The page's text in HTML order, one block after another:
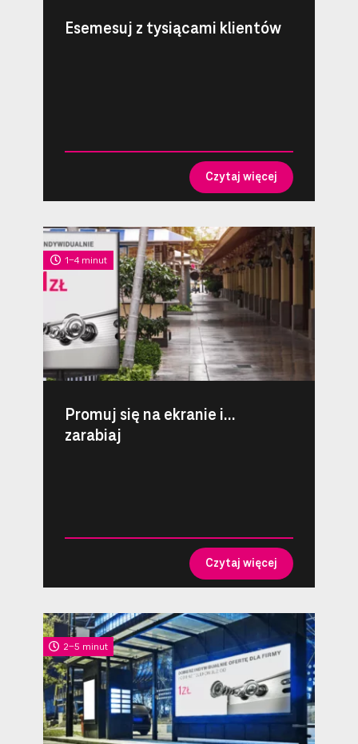
Esemesuj z tysiącami klientów
Czytaj więcej
1-4 minut
Promuj się na ekranie i…
zarabiaj
Czytaj więcej
2-5 minut